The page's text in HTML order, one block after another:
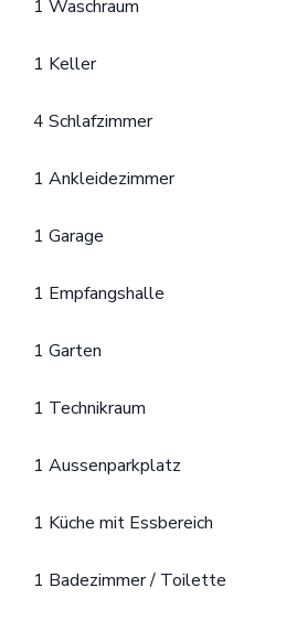
1 Waschraum
1 Keller
4 Schlafzimmer
1 Ankleidezimmer
1 Garage
1 Empfangshalle
1 Garten
1 Technikraum
1 Aussenparkplatz
1 Küche mit Essbereich
1 Badezimmer / Toilette